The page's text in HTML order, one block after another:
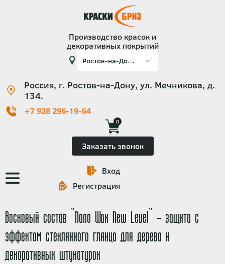
Производство красок и
декоративных покрытий
Россия, г. Ростов-на-Дону, ул. Мечникова, д.
134.
+7 928 296-19-64
0
Заказать звонок
Основная
навигация
Вход
Регистрация
Восковый состав "Nano Wax New Level" - защита с
эффектом стеклянного глянца для дерева и
декоративных штукатурок